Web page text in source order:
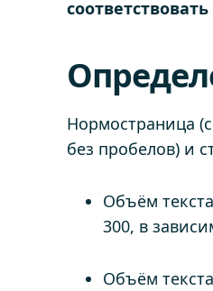
Нормостраница
без пробелов) и
Объём
300, в
Объём